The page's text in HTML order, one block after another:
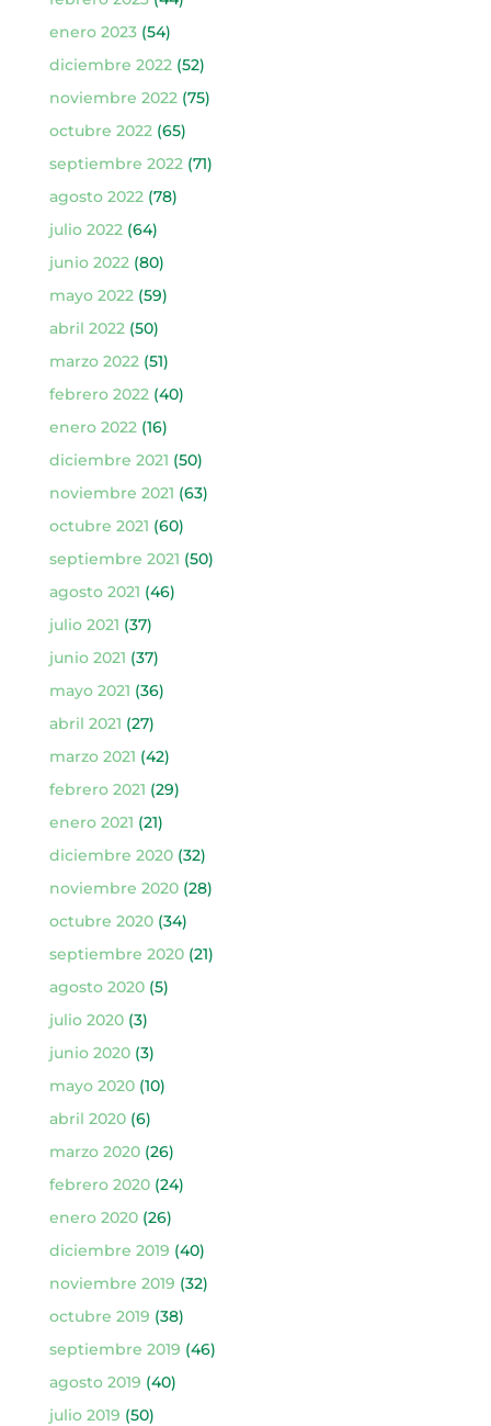
enero 2023(54)
diciembre 2022 (52)
noviembre 2022 (75)
octubre 2022 (65)
septiembre 2022 (71)
agosto 2022 (78)
julio 2022 (64)
junio 2022 (80)
mayo 2022 (59)
abril 2022 (50)
marzo 2022 (51)
febrero 2022 (40)
enero 2022 (16)
diciembre 2021 (50)
noviembre 2021 (63)
octubre 2021 (60)
septiembre 2021 (50)
agosto 2021 (46)
julio 2021 (37)
junio 2021 (37)
mayo 2021 (36)
abril 2021 (27)
marzo 2021 (42)
febrero 2021 (29)
enero 2021 (21)
diciembre 2020(32)
noviembre 2020(28)
octubre 2020(34)
septiembre 2020(21)
agosto 2020(5)
julio 2020(3)
junio 2020(3)
mayo 2020(10)
abril 2020(6)
marzo 2020(26)
febrero 2020(24)
enero 2020(26)
diciembre 2019 (40)
noviembre 2019 (32)
octubre 2019 (38)
septiembre 2019 (46)
agosto 2019 (40)
julio 2019 (50)